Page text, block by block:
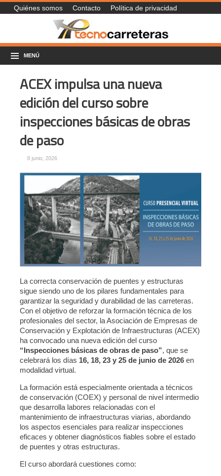
Quiénes somos Contacto Política de privacidad
MENÚ
ACEX impulsa una nueva
edición del curso sobre
inspecciones básicas de obras
de paso
8 junio, 2026
La correcta conservación de puentes y estructuras
sigue siendo uno de los pilares fundamentales para
garantizar la seguridad y durabilidad de las carreteras.
Con el objetivo de reforzar la formación técnica de los
profesionales del sector, la Asociación de Empresas de
Conservación y Explotación de Infraestructuras (ACEX)
ha convocado una nueva edición del curso
“Inspecciones básicas de obras de paso”, que se
celebrará los días 16, 18, 23 y 25 de junio de 2026 en
modalidad virtual.
La formación está especialmente orientada a técnicos
de conservación (COEX) y personal de nivel intermedio
que desarrolla labores relacionadas con el
mantenimiento de infraestructuras viarias, abordando
los aspectos esenciales para realizar inspecciones
eficaces y obtener diagnósticos fiables sobre el estado
de puentes y otras estructuras.
El curso abordará cuestiones como: